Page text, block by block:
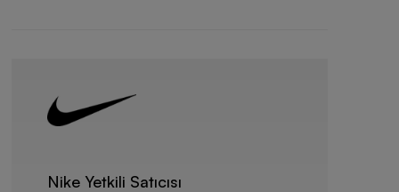
Nike Yetkili Satıcısı